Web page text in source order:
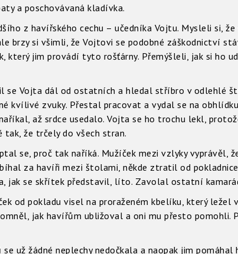
a poschovávaná kladívka.
z havířského cechu – učedníka Vojtu. Mysleli si,
brzy si všimli, že Vojtovi se podobné záškodnictví
který jim provádí tyto rošťárny. Přemýšleli, jak si ho
se Vojta dál od ostatních a hledal stříbro v odlehlé
kvílivé zvuky. Přestal pracovat a vydal se na
až srdce usedalo. Vojta se ho trochu lekl,
tak, že trčely do všech stran.
se, proč tak naříká. Mužíček mezi vzlyky vyprávěl,
za havíři mezi štolami, někde ztratil od
jak se skřítek představil, líto. Zavolal ostatní
od pokladu visel na proraženém kbelíku, který
jak havířům ubližoval a oni mu přesto pomohli.
už žádné neplechy nedočkala a naopak jim